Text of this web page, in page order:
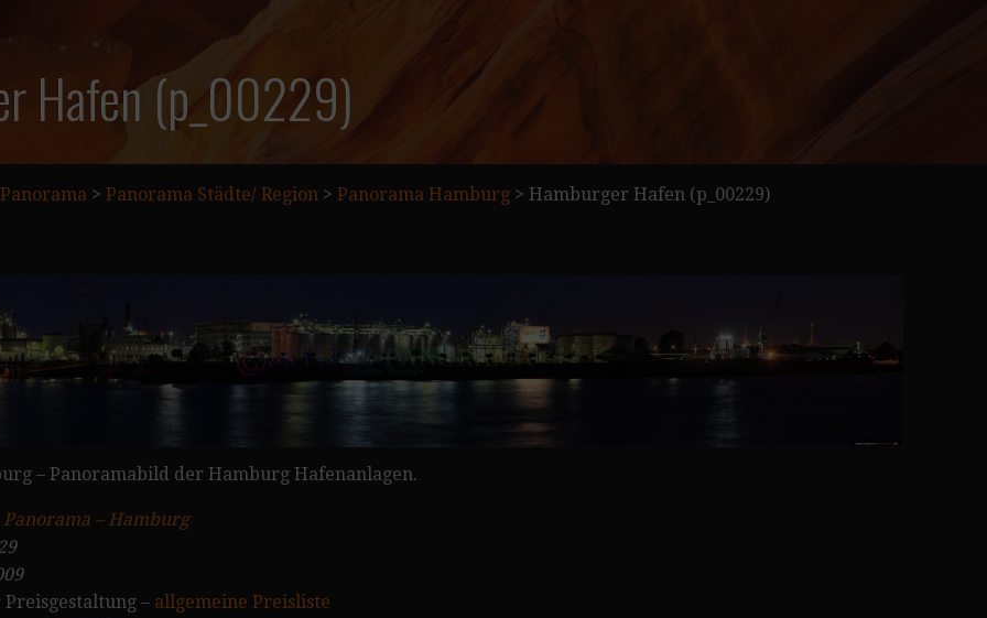
Hafen (p_00229)
Panorama > Panorama Städte/ Region > Panorama Hamburg > Hamburger Hafen (p_00229)
– Panoramabild der Hamburg Hafenanlagen.
Panorama – Hamburg
– allgemeine Preisliste